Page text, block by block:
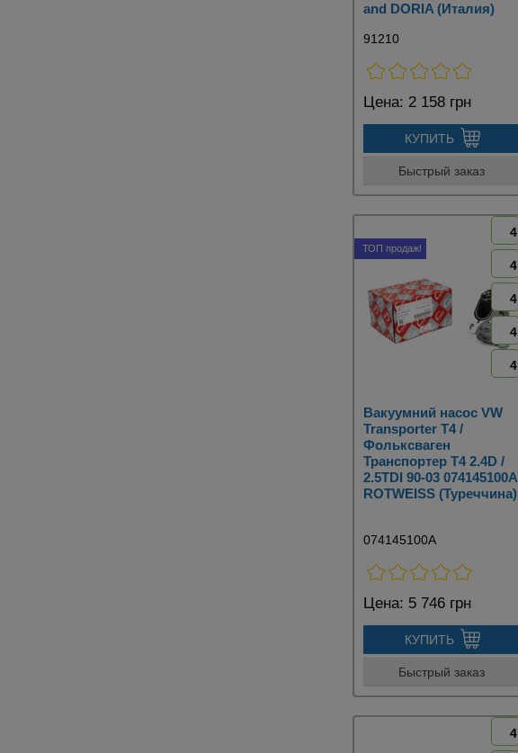
and DORIA (Италия)
91210
Цена: 2 158 грн
КУПИТЬ
Быстрый заказ
ТОП продаж!
4
4
4
4
4
Вакуумний насос VW
Transporter T4 /
Фольксваген
Транспортер Т4 2.4D /
2.5TDI 90-03 074145100A
ROTWEISS (Туреччина)
074145100A
Цена: 5 746 грн
КУПИТЬ
Быстрый заказ
4